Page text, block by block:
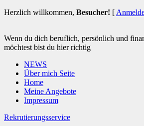
Herzlich willkommen, Besucher! [
Wenn du dich beruflich, persönlich und
möchtest bist du hier richtig
NEWS
Über mich Seite
Home
Meine Angebote
Impressum
Rekrutierungsservice